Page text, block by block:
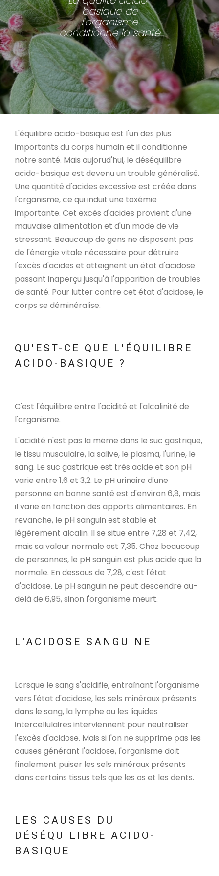
basique de
l'organisme
conditionne la santé
L'équilibre acido-basique est l'un des plus
importants du corps humain et il conditionne
notre santé. Mais aujorud'hui, le déséquilibre
acido-basique est devenu un trouble généralisé.
Une quantité d'acides excessive est créée dans
l'organisme, ce qui induit une toxémie
importante. Cet excès d'acides provient d'une
mauvaise alimentation et d'un mode de vie
stressant. Beaucoup de gens ne disposent pas
de l'énergie vitale nécessaire pour détruire
l'excès d'acides et atteignent un état d'acidose
passant inaperçu jusqu'à l'apparition de troubles
de santé. Pour lutter contre cet état d'acidose, le
corps se déminéralise.
QU'EST-CE QUE L'ÉQUILIBRE
ACIDO-BASIQUE ?
C'est l'équilibre entre l'acidité et l'alcalinité de
l'organisme.
L'acidité n'est pas la même dans le suc gastrique,
le tissu musculaire, la salive, le plasma, l'urine, le
sang. Le suc gastrique est très acide et son pH
varie entre 1,6 et 3,2. Le pH urinaire d'une
personne en bonne santé est d'environ 6,8, mais
il varie en fonction des apports alimentaires. En
revanche, le pH sanguin est stable et
légèrement alcalin. Il se situe entre 7,28 et 7,42,
mais sa valeur normale est 7,35. Chez beaucoup
de personnes, le pH sanguin est plus acide que la
normale. En dessous de 7,28, c'est l'état
d'acidose. Le pH sanguin ne peut descendre au-
delà de 6,95, sinon l'organisme meurt.
L'ACIDOSE SANGUINE
Lorsque le sang s'acidifie, entraînant l'organisme
vers l'état d'acidose, les sels minéraux présents
dans le sang, la lymphe ou les liquides
intercellulaires interviennent pour neutraliser
l'excès d'acidose. Mais si l'on ne supprime pas les
causes générant l'acidose, l'organisme doit
finalement puiser les sels minéraux présents
dans certains tissus tels que les os et les dents.
LES CAUSES DU
DÉSÉQUILIBRE ACIDO-
BASIQUE